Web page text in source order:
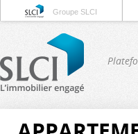
Groupe SLCI